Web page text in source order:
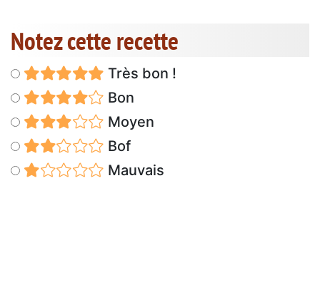
Notez cette recette
Très bon !
Bon
Moyen
Bof
Mauvais